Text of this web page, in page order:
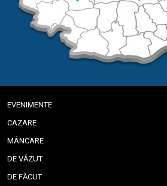
EVENIMENTE
CAZARE
MÂNCARE
DE VĂZUT
DE FĂCUT